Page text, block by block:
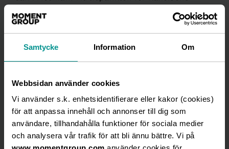
Samtycke Information Om
Webbsidan använder cookies
Vi använder s.k. enhetsidentifierare eller kakor (cookies)
för att anpassa innehåll och annonser till dig som
användare, tillhandahålla funktioner för sociala medier
och analysera vår trafik för att bli ännu bättre. Vi på
valberedningens förslag är inte färdigställt.
Valberedningens fullständiga förslag till
stämmoordförande, antal styrelseledamöter,
revisor, instruktion för valberedningen, inklusive
principer för hur valberedningen utses, samt
valberedningens motiverade yttrande kommer
att tillhandahållas inför stämman så snart detta
finns tillgängligt.